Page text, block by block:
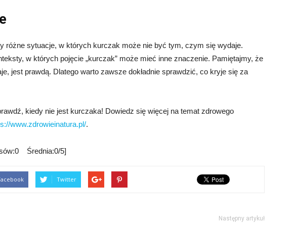
różne sytuacje, w których kurczak może nie być tym, czym się wydaje.
w których pojęcie „kurczak” może mieć inne znaczenie. Pamiętajmy, że
jest prawdą. Dlatego warto zawsze dokładnie sprawdzić, co kryje się za
kiedy nie jest kurczaka! Dowiedz się więcej na temat zdrowego
www.zdrowieinatura.pl/.
Średnia:0/5]
Twitter
Następny artykuł